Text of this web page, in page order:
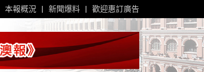
本報概況 新聞爆料 歡迎惠訂廣告